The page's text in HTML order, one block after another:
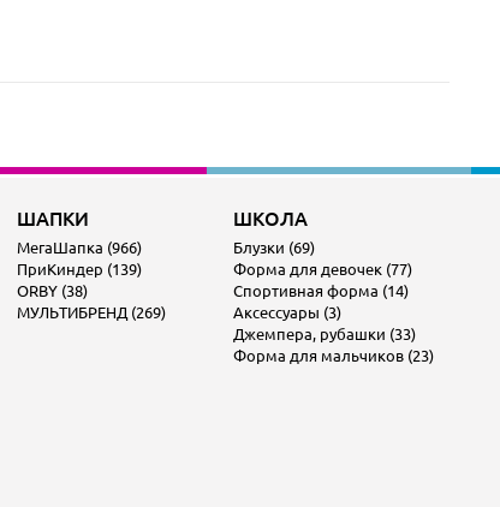
ШАПКИ
МегаШапка (966)
ПриКиндер (139)
ORBY (38)
МУЛЬТИБРЕНД (269)
ШКОЛА
Блузки (69)
Форма для девочек (77)
Спортивная форма (14)
Аксессуары (3)
Джемпера, рубашки (33)
Форма для мальчиков (23)